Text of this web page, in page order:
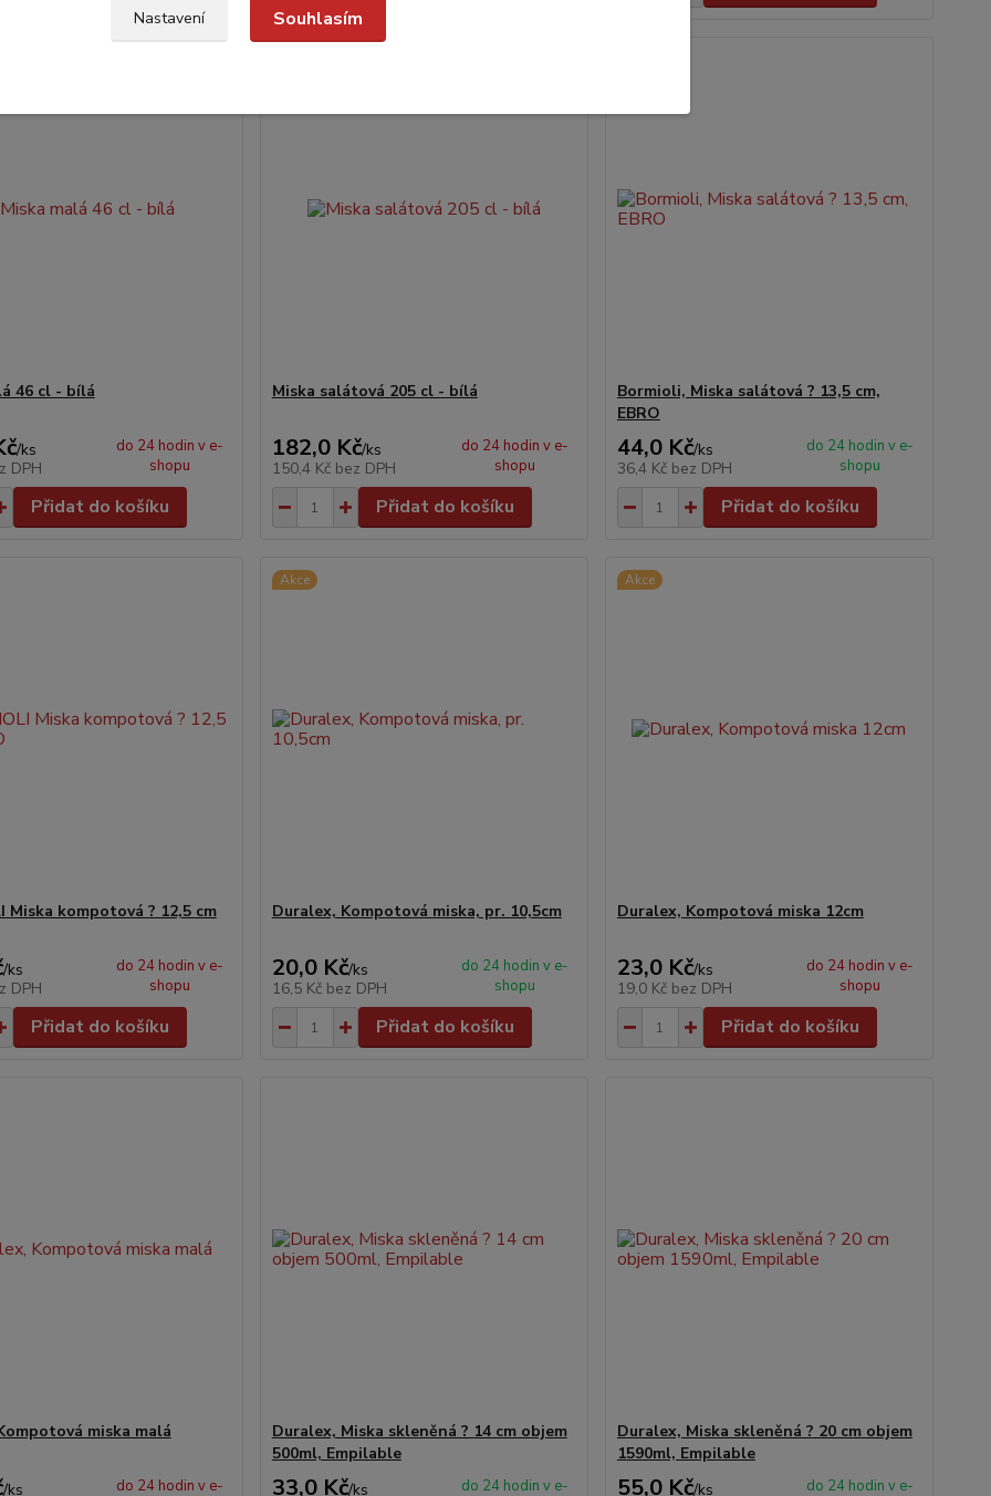
46 cl - bílá
/ks
DPH
do 24 hodin v e-
shopu
Přidat do košíku
Miska salátová 205 cl - bílá
182,0 Kč/ks
150,4 Kč bez DPH
do 24 hodin v e-
shopu
Přidat do košíku
Bormioli, Miska salátová ? 13,5 cm,
EBRO
44,0 Kč/ks
36,4 Kč bez DPH
do 24 hodin v e-
shopu
Přidat do košíku
Miska kompotová ? 12,5 cm
/ks
DPH
do 24 hodin v e-
shopu
Přidat do košíku
Akce
Duralex, Kompotová miska, pr. 10,5cm
20,0 Kč/ks
16,5 Kč bez DPH
do 24 hodin v e-
shopu
Přidat do košíku
Akce
Duralex, Kompotová miska 12cm
23,0 Kč/ks
19,0 Kč bez DPH
do 24 hodin v e-
shopu
Přidat do košíku
miska malá
/ks do 24 hodin v e-
Duralex, Miska skleněná ? 14 cm objem
500ml, Empilable
33,0 Kč/ks do 24 hodin v e-
Duralex, Miska skleněná ? 20 cm objem
1590ml, Empilable
55,0 Kč/ks do 24 hodin v e-
Nastavení Souhlasím